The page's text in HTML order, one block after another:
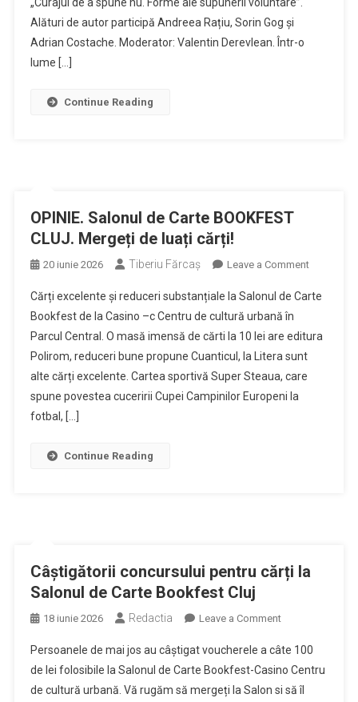
Vaticanului
Forme
ale
„Curajul de a spune nu. Forme ale supunerii voluntare”.
Alături de autor participă Andreea Rațiu, Sorin Gog și
Adrian Costache. Moderator: Valentin Derevlean. Într-o
lume […]
Continue Reading
OPINIE. Salonul de Carte BOOKFEST
CLUJ. Mergeți de luați cărți!
20 iunie 2026 Tiberiu Fărcaş Leave a Commenton
Salonul
Carte
Cărți excelente și reduceri substanțiale la Salonul de Carte
Bookfest de la Casino –c Centru de cultură urbană în
Parcul Central. O masă imensă de cărti la 10 lei are editura
Polirom, reduceri bune propune Cuanticul, la Litera sunt
alte cărți excelente. Cartea sportivă Super Steaua, care
spune povestea cuceririi Cupei Campinilor Europeni la
fotbal, […]
Continue Reading
Câștigătorii concursului pentru cărți la
Salonul de Carte Bookfest Cluj
18 iunie 2026 Redactia Leave a Commenton
concursului
pentru
cărți
Persoanele de mai jos au câștigat voucherele a câte 100
de lei folosibile la Salonul de Carte Bookfest-Casino Centru
de cultură urbană. Vă rugăm să mergeți la Salon si să îl